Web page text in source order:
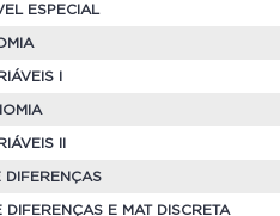
ESPECIAL
I
II
DIFERENÇAS
E MAT DISCRETA